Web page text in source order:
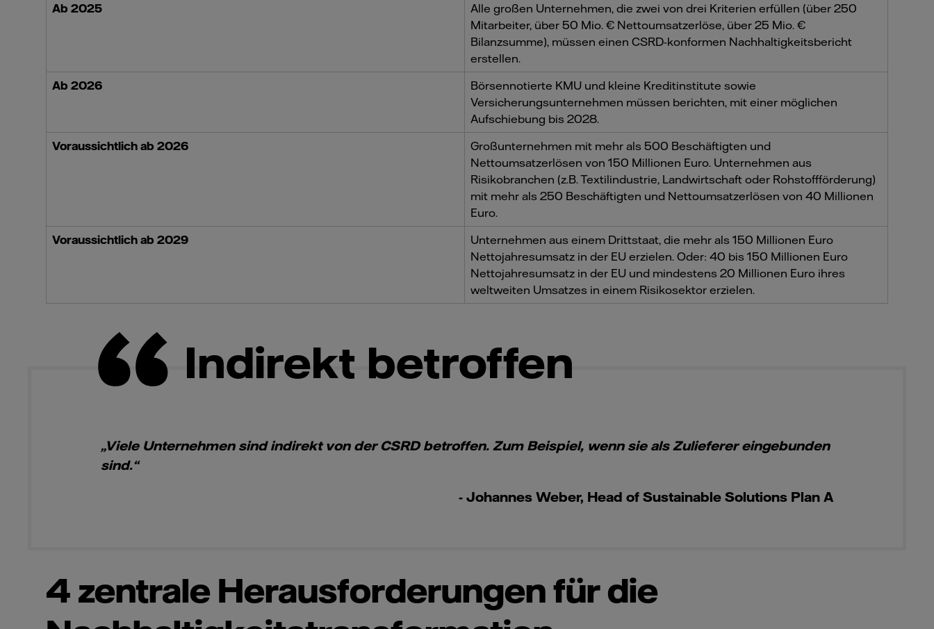
Ab 2025
Alle großen Unternehmen, die zwei von drei Kriterien erfüllen (über 250
Mitarbeiter, über 50 Mio. € Nettoumsatzerlöse, über 25 Mio. €
Bilanzsumme), müssen einen CSRD-konformen Nachhaltigkeitsbericht
erstellen.
Ab 2026
Börsennotierte KMU und kleine Kreditinstitute sowie
Versicherungsunternehmen müssen berichten, mit einer möglichen
Aufschiebung bis 2028.
Voraussichtlich ab 2026
Großunternehmen mit mehr als 500 Beschäftigten und
Nettoumsatzerlösen von 150 Millionen Euro. Unternehmen aus
Risikobranchen (z.B. Textilindustrie, Landwirtschaft oder Rohstoffförderung)
mit mehr als 250 Beschäftigten und Nettoumsatzerlösen von 40 Millionen
Euro.
Voraussichtlich ab 2029
Unternehmen aus einem Drittstaat, die mehr als 150 Millionen Euro
Nettojahresumsatz in der EU erzielen. Oder: 40 bis 150 Millionen Euro
Nettojahresumsatz in der EU und mindestens 20 Millionen Euro ihres
weltweiten Umsatzes in einem Risikosektor erzielen.
Indirekt betroffen
„Viele Unternehmen sind indirekt von der CSRD betroffen. Zum Beispiel, wenn sie als Zulieferer eingebunden
sind.“
- Johannes Weber, Head of Sustainable Solutions Plan A
4 zentrale Herausforderungen für die